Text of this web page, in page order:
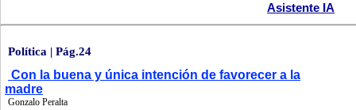
Asistente IA
Política | Pág.24
Con la buena y única intención de favorecer a la
madre
Gonzalo Peralta